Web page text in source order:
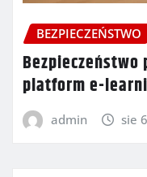
BEZPIECZEŃSTWO
platform e-
admin sie